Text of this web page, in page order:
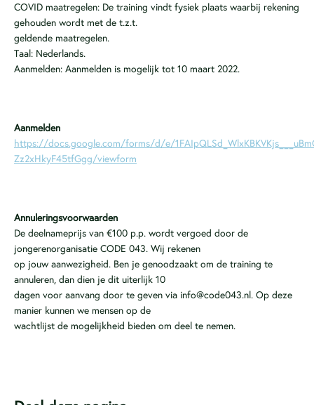
COVID maatregelen: De training vindt fysiek plaats waarbij rekening
gehouden wordt met de t.z.t.
geldende maatregelen.
Taal: Nederlands.
Aanmelden: Aanmelden is mogelijk tot 10 maart 2022.
Aanmelden
https://docs.google.com/forms/d/e/
Zz2xHkyF45tfGgg/viewform
Annuleringsvoorwaarden
De deelnameprijs van €100 p.p. wordt vergoed door de
jongerenorganisatie CODE 043. Wij rekenen
op jouw aanwezigheid. Ben je genoodzaakt om de training te
annuleren, dan dien je dit uiterlijk 10
dagen voor aanvang door te geven via info@code043.nl. Op deze
manier kunnen we mensen op de
wachtlijst de mogelijkheid bieden om deel te nemen.